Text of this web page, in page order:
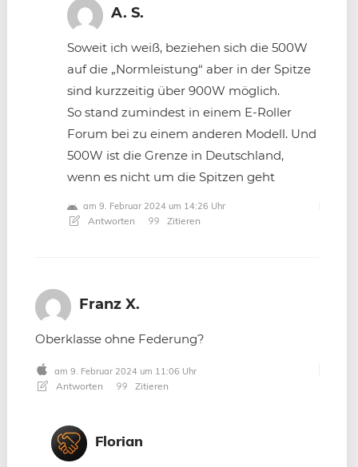
A. S.
Soweit ich weiß, beziehen sich die 500W
auf die „Normleistung“ aber in der Spitze
sind kurzzeitig über 900W möglich.
So stand zumindest in einem E-Roller
Forum bei zu einem anderen Modell. Und
500W ist die Grenze in Deutschland,
wenn es nicht um die Spitzen geht
am 9. Februar 2024 um 14:26 Uhr
Antworten Zitieren
Franz X.
Oberklasse ohne Federung?
am 9. Februar 2024 um 11:06 Uhr
Antworten Zitieren
Florian